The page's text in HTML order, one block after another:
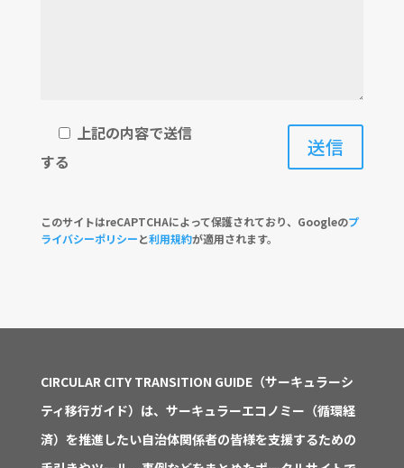
上記の内容で送信
する
このサイトはreCAPTCHAによって保護されており、Googleのプ
ライバシーポリシーと利用規約が適用されます。
CIRCULAR CITY TRANSITION GUIDE（サーキュラーシ
ティ移行ガイド）は、サーキュラーエコノミー（循環経
済）を推進したい自治体関係者の皆様を支援するための